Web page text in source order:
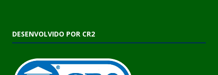
DESENVOLVIDO POR CR2